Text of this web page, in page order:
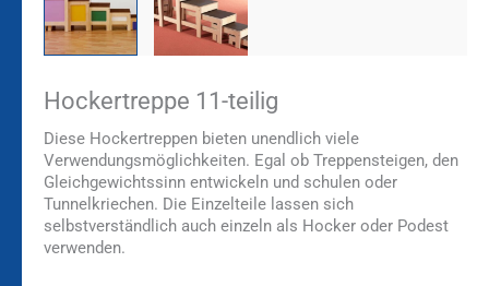
Hockertreppe 11-teilig
Diese Hockertreppen bieten unendlich viele
Verwendungsmöglichkeiten. Egal ob Treppensteigen, den
Gleichgewichtssinn entwickeln und schulen oder
Tunnelkriechen. Die Einzelteile lassen sich
selbstverständlich auch einzeln als Hocker oder Podest
verwenden.